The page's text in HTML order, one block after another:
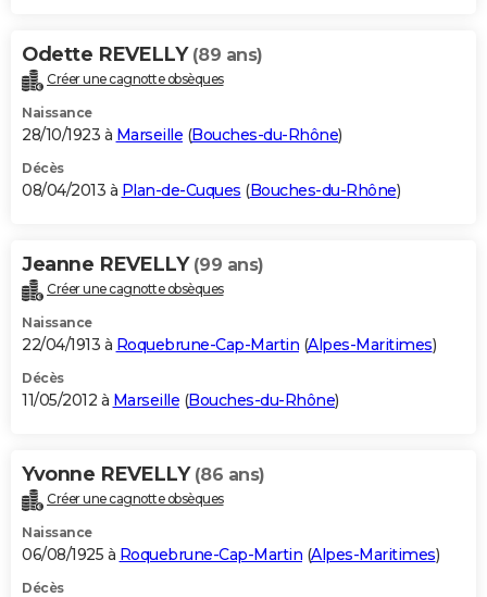
Odette REVELLY (89 ans)
Créer une cagnotte obsèques
Naissance
28/10/1923 à Marseille (Bouches-du-Rhône)
Décès
08/04/2013 à Plan-de-Cuques (Bouches-du-Rhône)
Jeanne REVELLY (99 ans)
Créer une cagnotte obsèques
Naissance
22/04/1913 à Roquebrune-Cap-Martin (Alpes-Maritimes)
Décès
11/05/2012 à Marseille (Bouches-du-Rhône)
Yvonne REVELLY (86 ans)
Créer une cagnotte obsèques
Naissance
06/08/1925 à Roquebrune-Cap-Martin (Alpes-Maritimes)
Décès